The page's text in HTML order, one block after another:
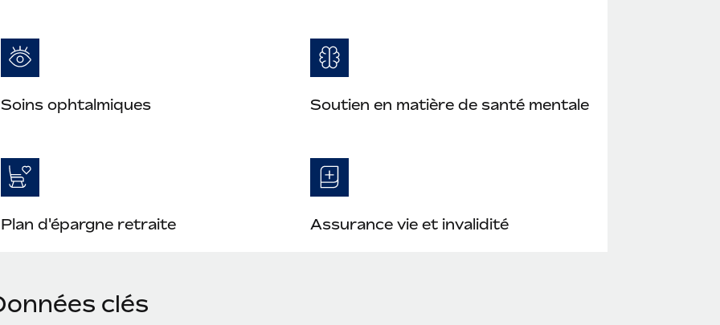
Soins ophtalmiques Soutien en matière de santé mentale
Plan d'épargne retraite Assurance vie et invalidité
clés